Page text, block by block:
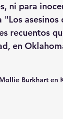
ni para
recuentos
en
Burkhart en